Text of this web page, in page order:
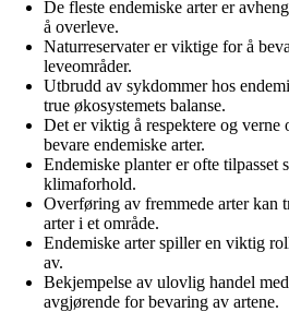
De fleste endemiske arter er
å overleve.
Naturreservater er viktige for å
leveområder.
Utbrudd av sykdommer hos
true økosystemets balanse.
Det er viktig å respektere og
bevare endemiske arter.
Endemiske planter er ofte tilpasset
klimaforhold.
Overføring av fremmede arter kan
arter i et område.
Endemiske arter spiller en viktig
av.
Bekjempelse av ulovlig handel
avgjørende for bevaring av artene.